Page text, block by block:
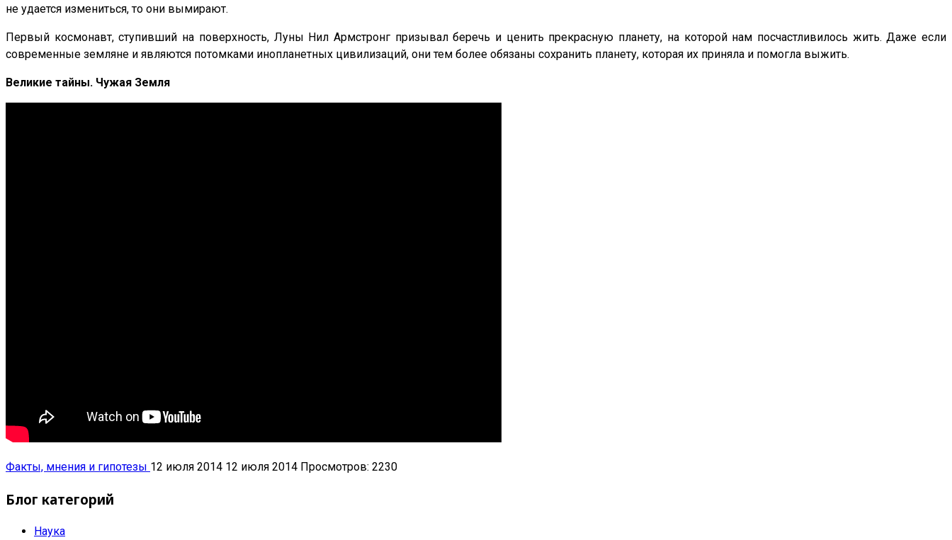
не удается измениться, то они вымирают.
Первый космонавт, ступивший на поверхность, Луны Нил Армстронг призывал беречь и ценить прекрасную планету, на которой нам посчастливилось жить. Даже если
современные земляне и являются потомками инопланетных цивилизаций, они тем более обязаны сохранить планету, которая их приняла и помогла выжить.
Великие тайны. Чужая Земля
Факты, мнения и гипотезы 12 июля 2014 12 июля 2014 Просмотров: 2230
Блог категорий
Наука